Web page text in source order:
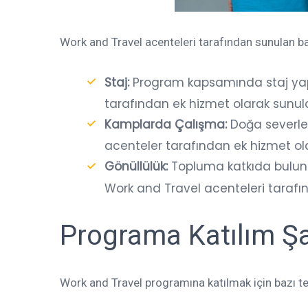
Work and Travel acenteleri tarafından sunulan
Staj:Program kapsamında staj
tarafından ek hizmet olarak
Kamplarda Çalışma:Doğa
acenteler tarafından ek hizmet
Gönüllülük:Topluma katkıda
Work and Travel acenteleri
Programa Katılım
Work and Travel programına katılmak için